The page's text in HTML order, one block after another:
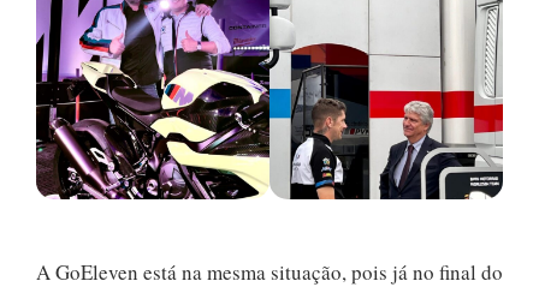
A GoEleven está na mesma situação, pois já no final do